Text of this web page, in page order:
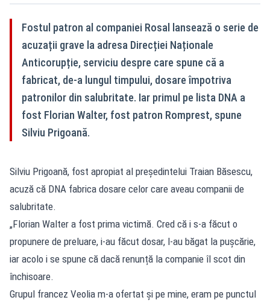
Fostul patron al companiei Rosal lansează o serie de
acuzații grave la adresa Direcției Naționale
Anticorupție, serviciu despre care spune că a
fabricat, de-a lungul timpului, dosare împotriva
patronilor din salubritate. Iar primul pe lista DNA a
fost Florian Walter, fost patron Romprest, spune
Silviu Prigoană.
Silviu Prigoană, fost apropiat al președintelui Traian Băsescu,
acuză că DNA fabrica dosare celor care aveau companii de
salubritate.
„Florian Walter a fost prima victimă. Cred că i s-a făcut o
propunere de preluare, i-au făcut dosar, l-au băgat la pușcărie,
iar acolo i se spune că dacă renunță la companie îl scot din
închisoare.
Grupul francez Veolia m-a ofertat și pe mine, eram pe punctul